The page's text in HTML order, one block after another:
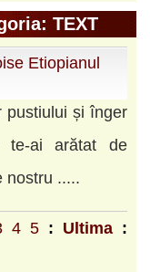
TEXT
Etiopianul
pustiului și înger
ai arătat de
nostru .....
4 5 : Ultima :